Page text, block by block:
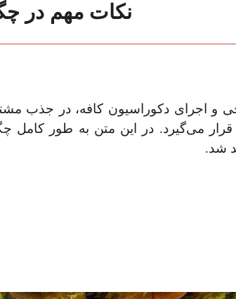
نکات مهم در
و اجرای دکوراسیون کافه، در جذب
قرار می‌گیرد. در این متن به طور کامل
شد.